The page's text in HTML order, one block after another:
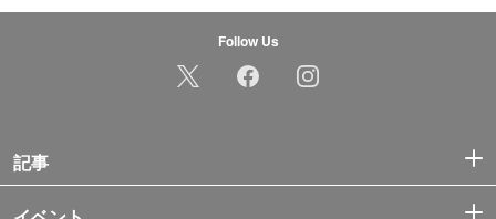
Follow Us
記事